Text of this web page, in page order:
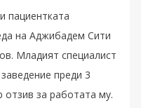
пациентката
на Аджибадем Сити
Младият специалист
преди 3
за работата му.